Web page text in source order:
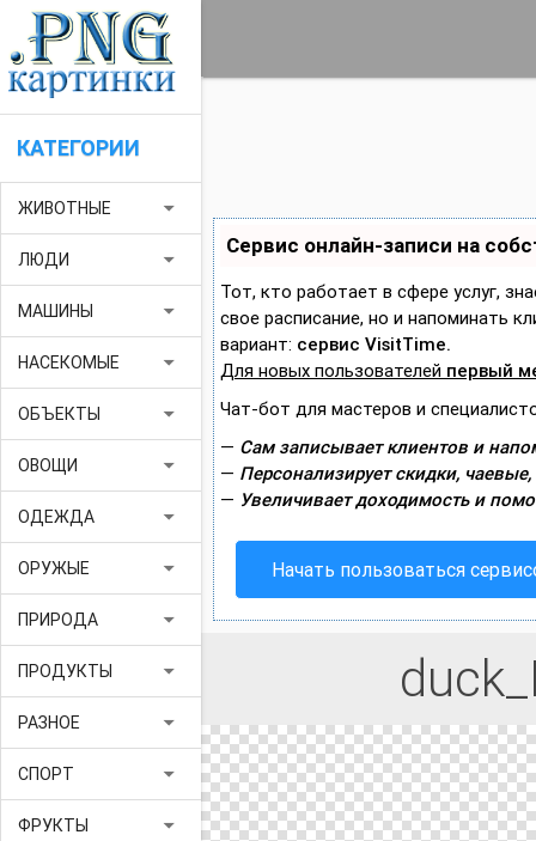
КАТЕГОРИИ
ЖИВОТНЫЕ arrow_drop_down
ЛЮДИ arrow_drop_down
МАШИНЫ arrow_drop_down
НАСЕКОМЫЕ arrow_drop_down
ОБЪЕКТЫ arrow_drop_down
ОВОЩИ arrow_drop_down
ОДЕЖДА arrow_drop_down
ОРУЖЫЕ arrow_drop_down
ПРИРОДА arrow_drop_down
ПРОДУКТЫ arrow_drop_down
РАЗНОЕ arrow_drop_down
СПОРТ arrow_drop_down
ФРУКТЫ arrow_drop_down
Сервис онлайн-записи на
Тот, кто работает в сфере услуг,
свое расписание, но и напоминать
вариант: сервис VisitTime.
Для новых пользователей первый
Чат-бот для мастеров и
— Сам записывает клиентов и
— Персонализирует скидки,
— Увеличивает доходимость и
Начать пользоваться